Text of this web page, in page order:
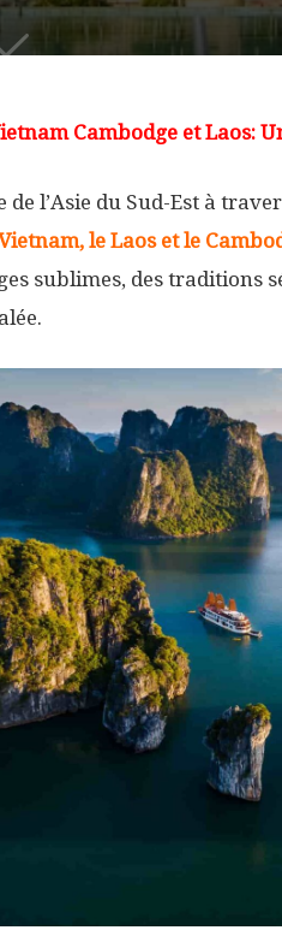
Cambodge et Laos:
de l’Asie du Sud-Est à
le Laos et le
sublimes, des